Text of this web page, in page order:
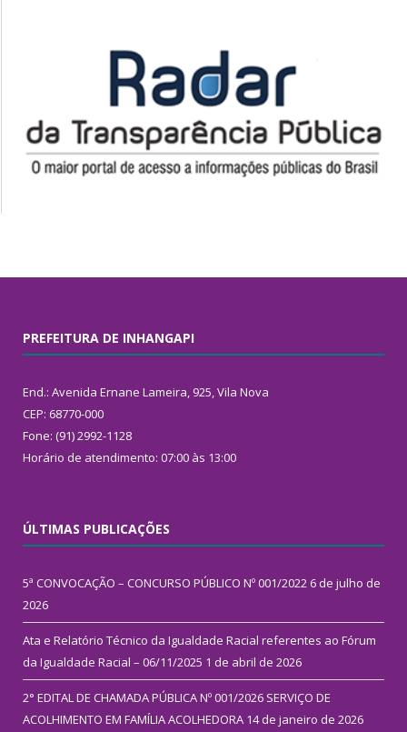
PREFEITURA DE INHANGAPI
End.: Avenida Ernane Lameira, 925, Vila Nova
CEP: 68770-000
Fone: (91) 2992-1128
Horário de atendimento: 07:00 às 13:00
ÚLTIMAS PUBLICAÇÕES
5ª CONVOCAÇÃO – CONCURSO PÚBLICO Nº 001/2022 6 de julho de
2026
Ata e Relatório Técnico da Igualdade Racial referentes ao Fórum
da Igualdade Racial – 06/11/2025 1 de abril de 2026
2° EDITAL DE CHAMADA PÚBLICA Nº 001/2026 SERVIÇO DE
ACOLHIMENTO EM FAMÍLIA ACOLHEDORA 14 de janeiro de 2026